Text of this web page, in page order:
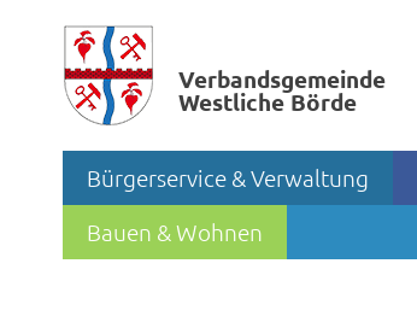
Verbands­gemeinde
Westliche Börde
Bürgerservice & Verwaltung
Bauen & Wohnen